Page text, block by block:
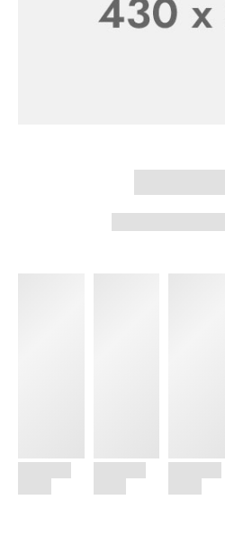
SHOP NOW
Sale 50% Off
SHOP NOW